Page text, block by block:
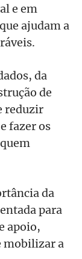
e em
ajudam a
da
de
reduzir
fazer os
da
para
apoio,
mobilizar a